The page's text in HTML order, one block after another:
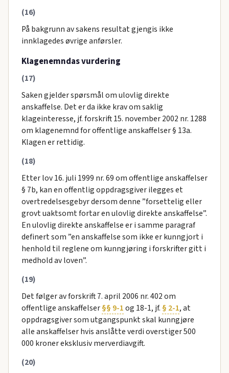
(16)
På bakgrunn av sakens resultat gjengis ikke
innklagedes øvrige anførsler.
Klagenemndas vurdering
(17)
Saken gjelder spørsmål om ulovlig direkte
anskaffelse. Det er da ikke krav om saklig
klageinteresse, jf. forskrift 15. november 2002 nr. 1288
om klagenemnd for offentlige anskaffelser § 13a.
Klagen er rettidig.
(18)
Etter lov 16. juli 1999 nr. 69 om offentlige anskaffelser
§ 7b, kan en offentlig oppdragsgiver ilegges et
overtredelsesgebyr dersom denne ”forsettelig eller
grovt uaktsomt fortar en ulovlig direkte anskaffelse”.
En ulovlig direkte anskaffelse er i samme paragraf
definert som ”en anskaffelse som ikke er kunngjort i
henhold til reglene om kunngjøring i forskrifter gitt i
medhold av loven”.
(19)
Det følger av forskrift 7. april 2006 nr. 402 om
offentlige anskaffelser§§ 9-1og 18-1, jf. § 2-1, at
oppdragsgiver som utgangspunkt skal kunngjøre
alle anskaffelser hvis anslåtte verdi overstiger 500
000 kroner eksklusiv merverdiavgift.
(20)